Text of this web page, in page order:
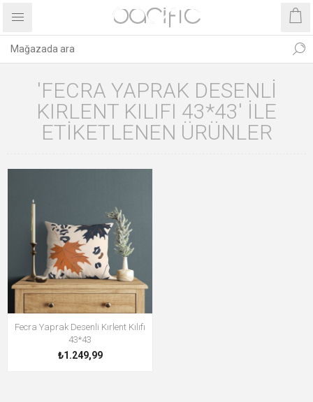
'FECRA YAPRAK DESENLI
KIRLENT KILIFI 43*43' ILE
ETIKETLENEN ÜRÜNLER
Fecra Yaprak Desenli Kırlent Kılıfı
43*43
₺1.249,99